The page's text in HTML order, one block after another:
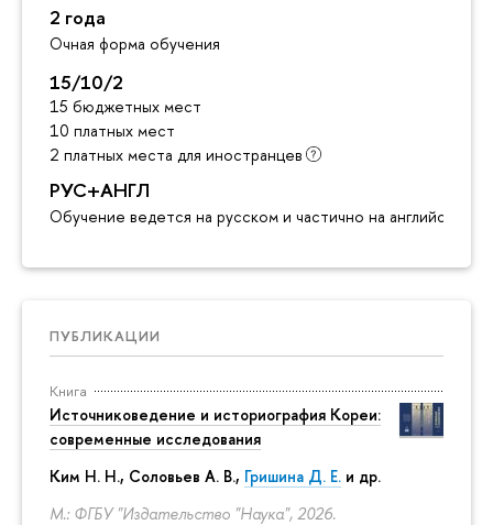
2 года
Очная форма обучения
15/10/2
15 бюджетных мест
10 платных мест
2 платных места для иностранцев
РУС+АНГЛ
Обучение ведется на русском и частично на английском
ПУБЛИКАЦИИ
Книга
Источниковедение и историография Кореи:
современные исследования
Ким Н. Н., Соловьев А. В., Гришина Д. Е. и др.
М.: ФГБУ "Издательство "Наука", 2026.